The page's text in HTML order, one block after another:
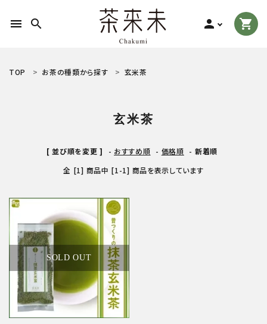
menu search person shopping_cart
search
ログイン person 新規会員登録
食品から探す
ティーグッズから探す
特集アイテムから探す
ガイドライン
TOP お茶の種類から探す 玄米茶
玄米茶
[ 並び順を変更 ] - おすすめ順 - 価格順 - 新着順
全 [1] 商品中 [1-1] 商品を表示しています
SOLD OUT